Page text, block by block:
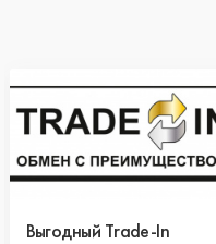
Выгодный Trade-In